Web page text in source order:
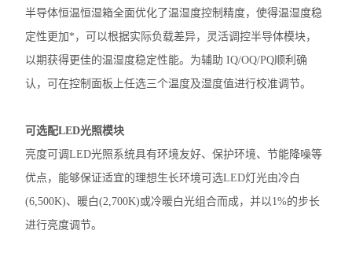
半导体恒温恒湿箱全面优化了温湿度控制精度，使得温湿度稳
定性更加*，可以根据实际负载差异，灵活调控半导体模块，
以期获得更佳的温湿度稳定性能。为辅助 IQ/OQ/PQ顺利确
认，可在控制面板上任选三个温度及湿度值进行校准调节。
可选配LED光照模块
亮度可调LED光照系统具有环境友好、保护环境、节能降噪等
优点，能够保证适宜的理想生长环境可选LED灯光由冷白
(6,500K)、暖白(2,700K)或冷暖白光组合而成，并以1%的步长
进行亮度调节。